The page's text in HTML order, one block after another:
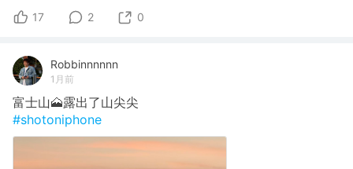
17 2 0
Robbinnnnnn
1月前
富士山🗻露出了山尖尖
#shotoniphone